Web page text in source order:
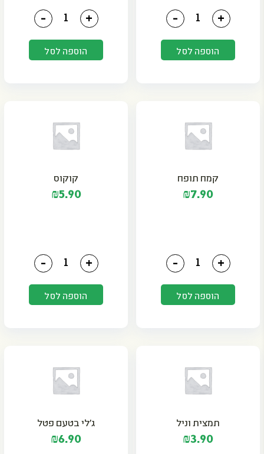
כמות של ויטמינציק בטעם ענבים 1 ליטר
+
-
הוספה לסל
כמות של רוטב וינגרט
+
-
הוספה לסל
קמח תופח
₪7.90
כמות של קמח תופח
+
-
הוספה לסל
קוקוס
₪5.90
כמות של קוקוס
+
-
הוספה לסל
תמצית וניל
₪3.90
ג'לי בטעם פטל
₪6.90